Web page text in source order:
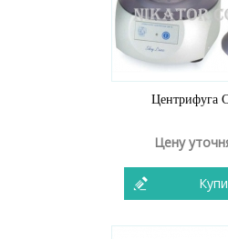
Центрифуга
Цену